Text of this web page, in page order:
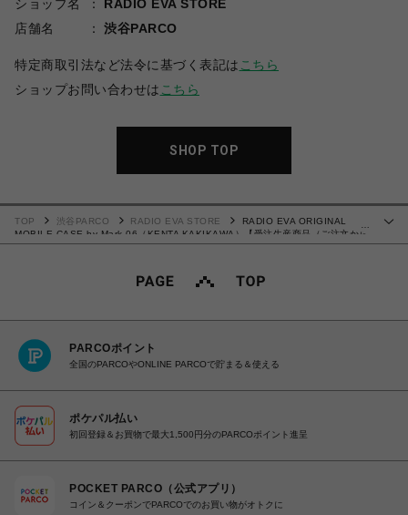
ショップ名
RADIO EVA STORE
店舗名
渋谷PARCO
特定商取引法など法令に基づく表記は こちら
ショップお問い合わせは こちら
SHOP TOP
TOP 渋谷PARCO RADIO EVA STORE
RADIO EVA ORIGINAL
MOBILE CASE by Mark.06（KENTA KAKIKAWA）【受注生産商品（ご注文から
30～50日でお届け）】
PARCOポイント
全国のPARCOやONLINE PARCOで貯まる＆使える
ポケパル払い
初回登録＆お買物で最大1,500円分のPARCOポイント進呈
POCKET PARCO（公式アプリ）
コイン＆クーポンでPARCOでのお買い物がオトクに